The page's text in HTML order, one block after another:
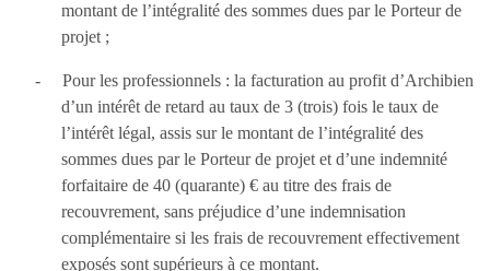
montant de l’intégralité des sommes dues par le Porteur de
projet ;
-
Pour les professionnels : la facturation au profit d’Archibien
d’un intérêt de retard au taux de 3 (trois) fois le taux de
l’intérêt légal, assis sur le montant de l’intégralité des
sommes dues par le Porteur de projet et d’une indemnité
forfaitaire de 40 (quarante) € au titre des frais de
recouvrement, sans préjudice d’une indemnisation
complémentaire si les frais de recouvrement effectivement
exposés sont supérieurs à ce montant.